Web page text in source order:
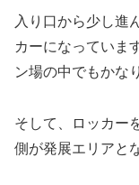
入り口から少し進
カーになっていま
ン場の中でもかな
そして、ロッカー
側が発展エリアと